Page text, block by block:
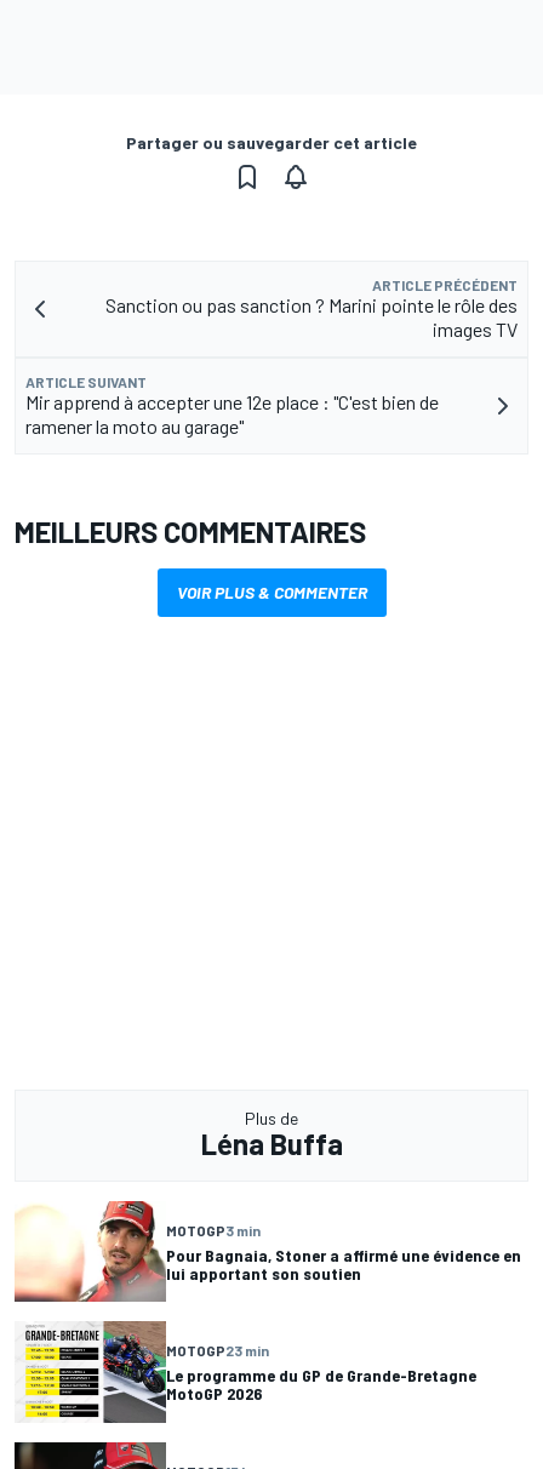
Partager ou sauvegarder cet article
ARTICLE PRÉCÉDENT
Sanction ou pas sanction ? Marini pointe le rôle des
images TV
ARTICLE SUIVANT
Mir apprend à accepter une 12e place : "C'est bien de
ramener la moto au garage"
MEILLEURS COMMENTAIRES
VOIR PLUS & COMMENTER
Plus de
Léna Buffa
MOTOGP3 min
Pour Bagnaia, Stoner a affirmé une évidence en
lui apportant son soutien
MOTOGP23 min
Le programme du GP de Grande-Bretagne
MotoGP 2026